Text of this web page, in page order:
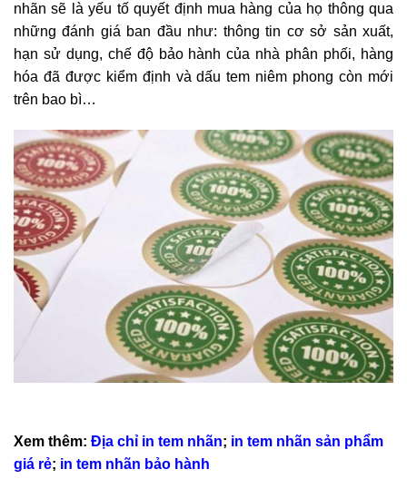
nhãn sẽ là yếu tố quyết định mua hàng của họ thông qua
những đánh giá ban đầu như: thông tin cơ sở sản xuất,
hạn sử dụng, chế độ bảo hành của nhà phân phối, hàng
hóa đã được kiểm định và dấu tem niêm phong còn mới
trên bao bì…
Xem thêm: Địa chỉ in tem nhãn; in tem nhãn sản phẩm
giá rẻ; in tem nhãn bảo hành